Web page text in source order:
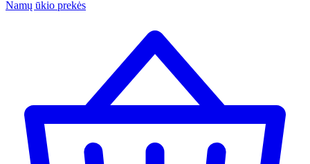
Namų ūkio prekės